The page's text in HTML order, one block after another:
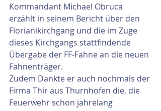
Kommandant Michael Obruca
erzählt in seinem Bericht über den
Florianikirchgang und die im Zuge
dieses Kirchgangs stattfindende
Übergabe der FF-Fahne an die neuen
Fahnenträger.
Zudem Dankte er auch nochmals der
Firma Thir aus Thurnhofen die, die
Feuerwehr schon jahrelang